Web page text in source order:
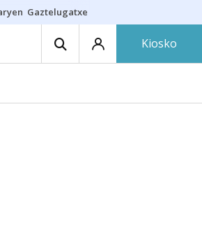
Gaztelugatxe
Kiosko